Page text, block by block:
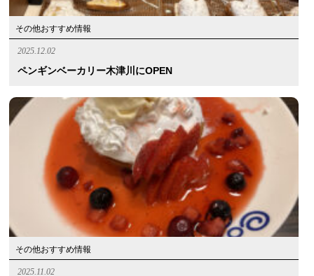
その他おすすめ情報
2025.12.02
ペンギンベーカリー木津川にOPEN
その他おすすめ情報
2025.11.02